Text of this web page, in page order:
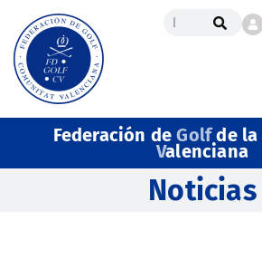
Federación deGolfde la
Valenciana
Noticias